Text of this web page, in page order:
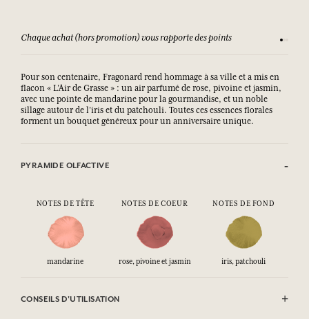
Chaque achat (hors promotion) vous rapporte des points
Pour son centenaire, Fragonard rend hommage à sa ville et a mis en
flacon « L’Air de Grasse » : un air parfumé de rose, pivoine et jasmin,
avec une pointe de mandarine pour la gourmandise, et un noble
sillage autour de l’iris et du patchouli. Toutes ces essences florales
forment un bouquet généreux pour un anniversaire unique.
PYRAMIDE OLFACTIVE
NOTES DE TÊTE NOTES DE COEUR NOTES DE FOND
mandarine rose, pivoine et jasmin iris, patchouli
CONSEILS D'UTILISATION